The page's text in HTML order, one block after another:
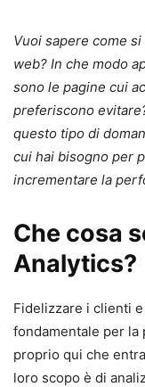
Vuoi sapere come
web? In che modo
sono le pagine cui
preferiscono
questo tipo di
cui hai bisogno per
incrementare la
Che cosa
Analytics?
Fidelizzare i clienti
fondamentale per la
proprio qui che
loro scopo è di